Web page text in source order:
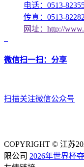
电话：0513-
传真：0513-
网址：http://
微信扫一扫：分享
扫描关注微信公众号
COPYRIGHT © 江苏
限公司 2026年世界杯